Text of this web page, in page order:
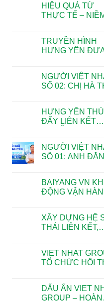
HIỆU QUẢ TỪ
THỰC TẾ –
TRUYỀN HÌNH
HƯNG YÊN
XUẤT KHẨU
VIET NHAT
NGƯỜI VIỆT
SỐ 02: CHỊ HÀ
NHẬT
HƯNG YÊN
ĐẨY LIÊN KẾT
HƯỚNG TỚI
TRIỂN BỀN
NGƯỜI VIỆT
SỐ 01: ANH
NHỊP AN TOÀN
TRONG NHÀ
BAIYANG VN
ĐỘNG VẬN
XUẤT KHẨU
XÂY DỰNG HỆ
THÁI LIÊN KẾT,
NAM
VIET NHAT
TỔ CHỨC HỘI
THỦY SẢN BỀN
VỮNG CÁ RÔ
DẤU ẤN VIET
GROUP – HOÀN